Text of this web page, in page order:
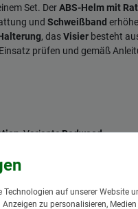
Set. DerABS-Helm mit
und Schweißband
, dasVisier besteht
prüfen und gemäß
, VarianteRedwood
53–62 cm
auf unserer Website
Anzeigen zu personalisieren,